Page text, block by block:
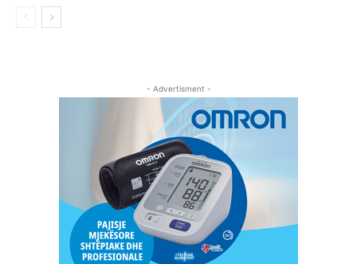
- Advertisment -